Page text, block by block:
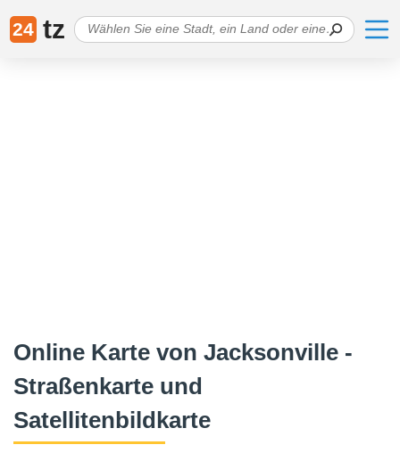
24 tz
Online Karte von Jacksonville -
Straßenkarte und
Satellitenbildkarte